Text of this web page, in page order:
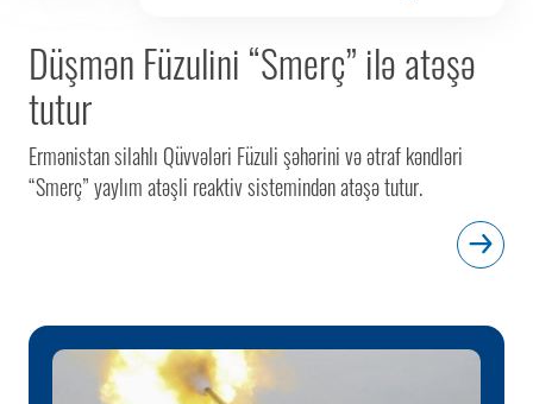
Düşmən Füzulini “Smerç” ilə atəşə
tutur
Ermənistan silahlı Qüvvələri Füzuli şəhərini və ətraf kəndləri
“Smerç” yaylım atəşli reaktiv sistemindən atəşə tutur.